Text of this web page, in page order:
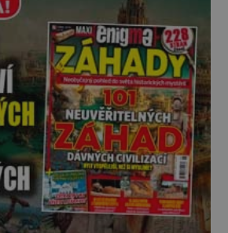
Konerak Sinthasomphone. Když ho
zastaví policejní hlídka, ochable jí
nadiktuje adresu „jeho kamaráda“.
Strážníci ho dopraví zpět do
udaného bytu. Oním „kamarádem“
je ovšem jeden z nejslavnějších
vrahů, Jeffrey Dahmer (1960–1994).
Je 27. května 1991. […]